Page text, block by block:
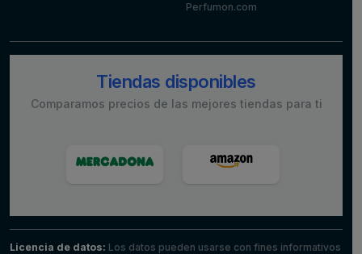
Perfumon.com
Tiendas disponibles
Comparamos precios de las mejores tiendas para ti
Licencia de datos: Los datos pueden usarse con fines informativos